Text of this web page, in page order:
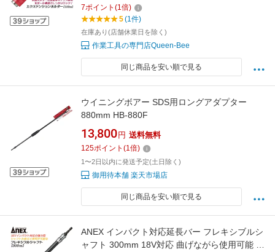
本製 AEH-100 アネックスツール 兼古製作所
7ポイント (1倍)
5(1件)
在庫あり(店舗休業日を除く)
作業工具の専門店Queen-Bee
同じ商品を安い順で見る
ウイニングボアー SDS用ロングアダプター
880mm HB-880F
13,800 円 送料無料
125ポイント (1倍)
1〜2日以内に発送予定(土日除く)
御用待本舗 楽天市場店
同じ商品を安い順で見る
ANEX インパクト対応延長バー フレキシブルシ
ャフト 300mm 18V対応 曲げながら使用可能 角